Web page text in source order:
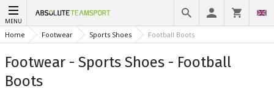
MENU
Home Footwear Sports Shoes Football Boots
Footwear - Sports Shoes - Football
Boots